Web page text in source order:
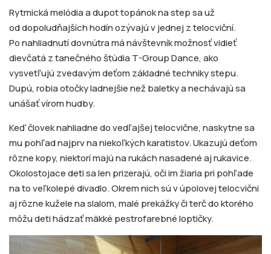
Rytmická melódia a dupot topánok na step sa už
od dopoludňajších hodín ozývajú v jednej z telocviční.
Po nahliadnutí dovnútra má návštevník možnosť vidieť
dievčatá z tanečného štúdia T-Group Dance, ako
vysvetľujú zvedavým deťom základné techniky stepu.
Dupú, robia otočky ladnejšie než baletky a nechávajú sa
unášať vírom hudby.
Keď človek nahliadne do vedľajšej telocvične, naskytne sa
mu pohľad najprv na niekoľkých karatistov. Ukazujú deťom
rôzne kopy, niektorí majú na rukách nasadené aj rukavice.
Okolostojace deti sa len prizerajú, oči im žiaria pri pohľade
na to veľkolepé divadlo. Okrem nich sú v úpolovej telocvični
aj rôzne kužele na slalom, malé prekážky či terč do ktorého
môžu deti hádzať mäkké pestrofarebné loptičky.